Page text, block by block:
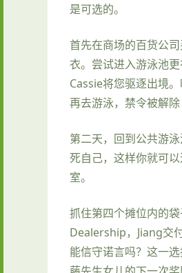
是可选的。
首先在商场的百货公
衣。尝试进入游泳池
Cassie将您驱逐出境。
再去游泳，禁令被解除
第二天，回到公共游
死自己，这样你就可
室。
抓住第四个摊位内的
Dealership，Jiang交
能信守诺言吗？这一